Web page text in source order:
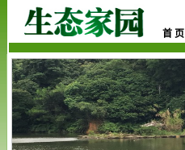
首 页